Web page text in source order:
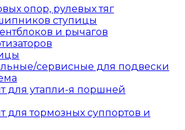
опор, рулевых тяг
ступицы
и рычагов
сервисные для подвески
для утапли-я поршней
для тормозных суппортов и